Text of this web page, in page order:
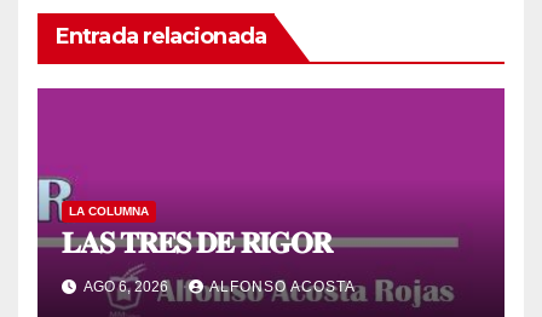
Entrada relacionada
LA COLUMNA
𝐋𝐀𝐒 𝐓𝐑𝐄𝐒 𝐃𝐄 𝐑𝐈𝐆𝐎𝐑
AGO 6, 2026 ALFONSO ACOSTA